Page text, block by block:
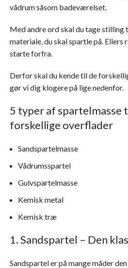
vådrum såsom badeværelset.
Med andre ord skal du tage
materiale, du skal spartle på. Ellers
starte forfra.
Derfor skal du kende til de
gør vi dig klogere på lige nedenfor.
5 typer af spartelmasse
forskellige overflader
Sandspartelmasse
Vådrumsspartel
Gulvspartelmasse
Kemisk metal
Kemisk træ
1. Sandspartel – Den
Sandspartel er på mange måder